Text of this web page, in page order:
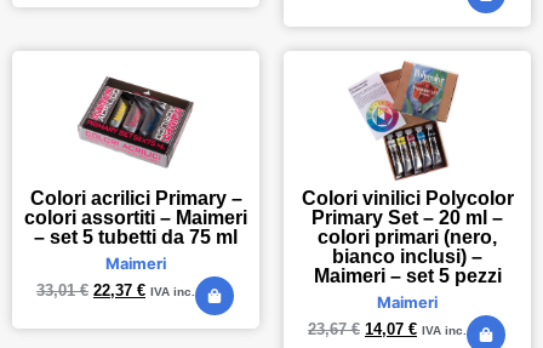
Colori acrilici Primary –
colori assortiti – Maimeri
– set 5 tubetti da 75 ml
Maimeri
33,01€ 22,37 € IVA inc.
Colori vinilici Polycolor
Primary Set – 20 ml –
colori primari (nero,
bianco inclusi) –
Maimeri – set 5 pezzi
Maimeri
23,67€ 14,07 € IVA inc.